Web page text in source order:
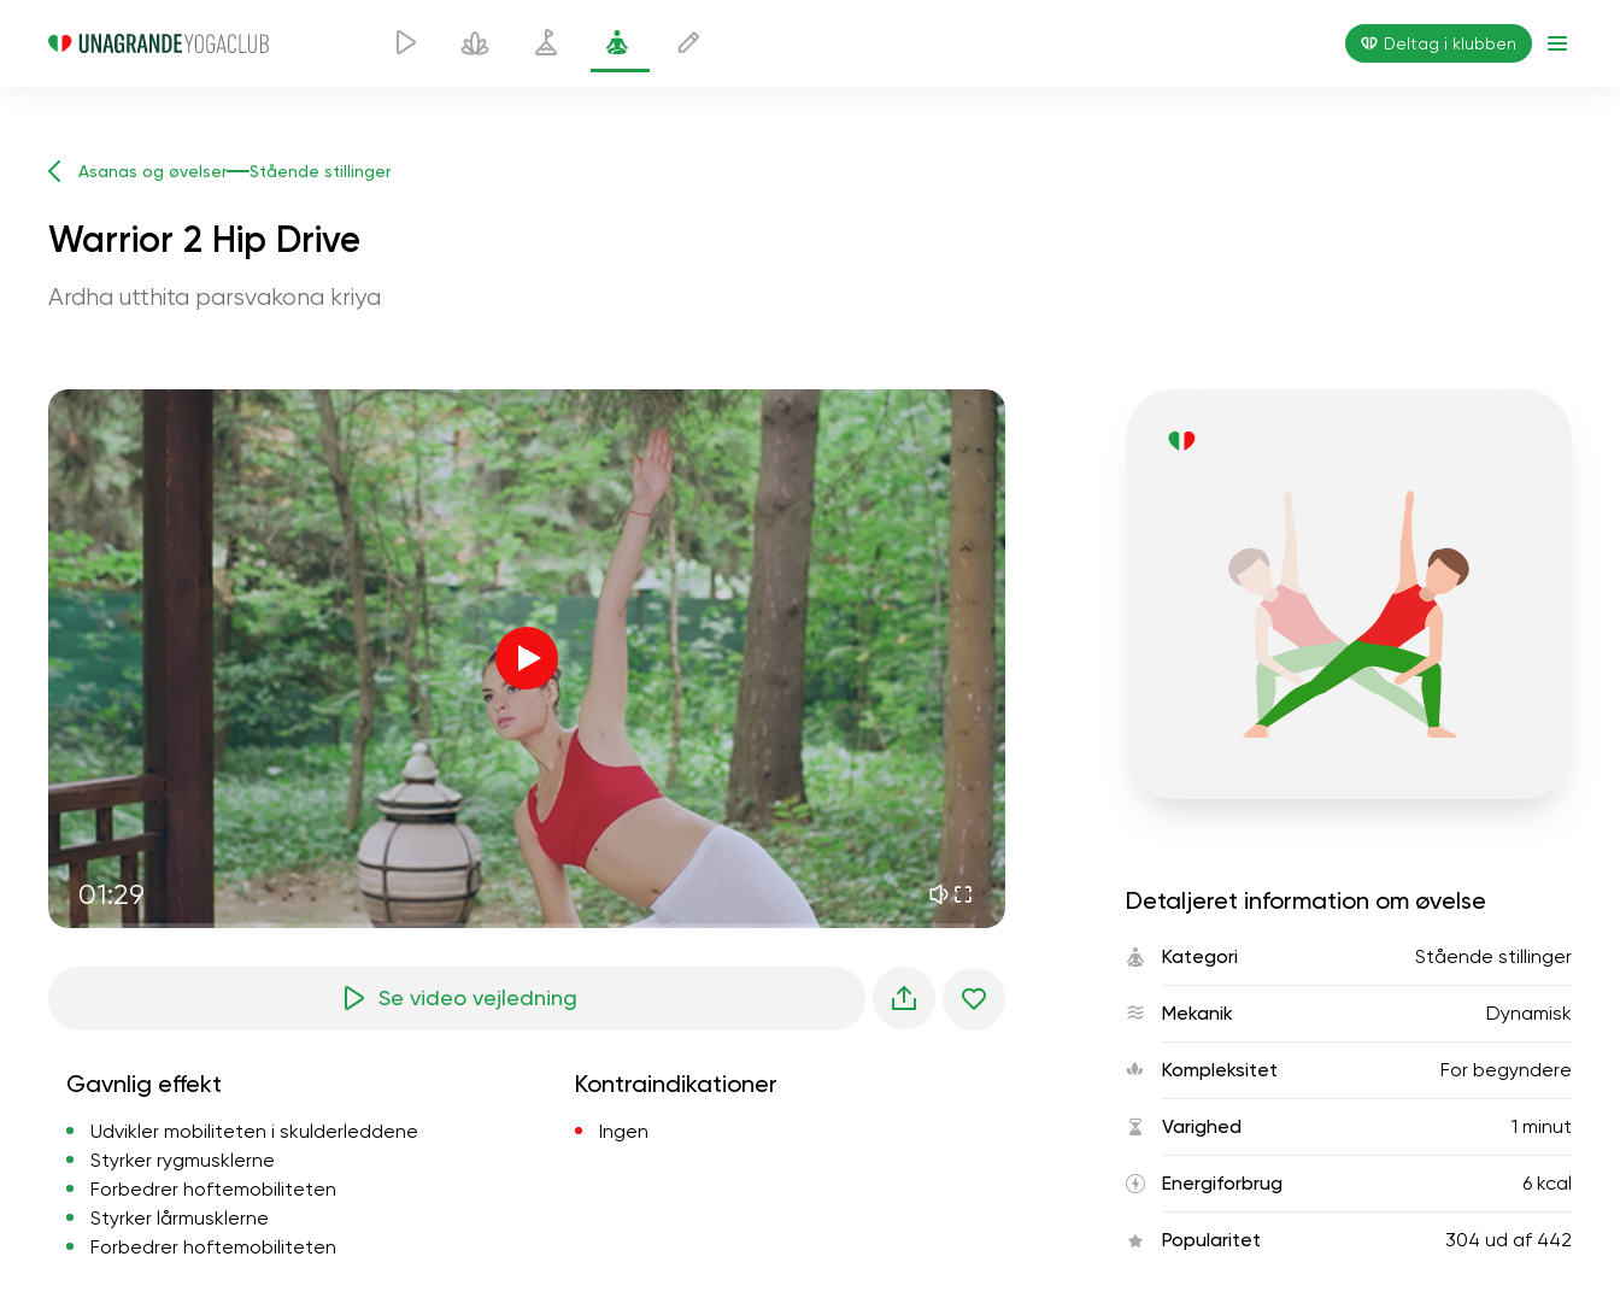
Deltag i klubben
Asanas og øvelser Stående stillinger
Warrior 2 Hip Drive
Ardha utthita parsvakona kriya
01:29
Instruktørens stemme
sjælens flugt 01:44
indre fred 01:27
morgendrømme 01:34
skovens kølighed 05:00
sommerregn 02:00
bjergstilhed 02:00
havbrise 02:00
vindens stemme 02:00
forårsskov 02:00
Se video vejledning
Gavnlig effekt
Udvikler mobiliteten i skulderleddene
Styrker rygmusklerne
Forbedrer hoftemobiliteten
Styrker lårmusklerne
Forbedrer hoftemobiliteten
Kontraindikationer
Ingen
Detaljeret information om øvelse
Kategori Stående stillinger
Mekanik Dynamisk
Kompleksitet For begyndere
Varighed 1 minut
Energiforbrug 6 kcal
Popularitet 304 ud af 442